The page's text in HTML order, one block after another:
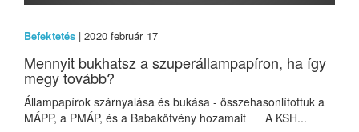
Befektetés | 2020 február 17
Mennyit bukhatsz a szuperállampapíron, ha így
megy tovább?
Állampapírok szárnyalása és bukása - összehasonlítottuk a
MÁPP, a PMÁP, és a Babakötvény hozamait A KSH...